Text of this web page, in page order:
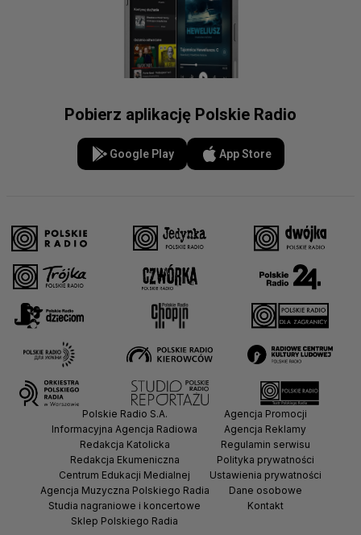
Pobierz aplikację Polskie Radio
Google Play App Store
Polskie Radio S.A.
Informacyjna Agencja Radiowa
Redakcja Katolicka
Redakcja Ekumeniczna
Centrum Edukacji Medialnej
Agencja Muzyczna Polskiego Radia
Studia nagraniowe i koncertowe
Sklep Polskiego Radia
Agencja Promocji
Agencja Reklamy
Regulamin serwisu
Polityka prywatności
Ustawienia prywatności
Dane osobowe
Kontakt